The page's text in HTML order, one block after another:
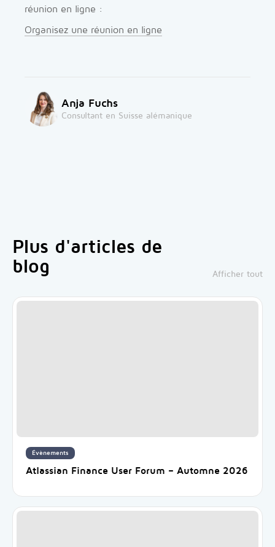
réunion en ligne :
Organisez une réunion en ligne
Anja Fuchs
Consultant en Suisse alémanique
Plus d'articles de
blog
Afficher tout
Évènements
Atlassian Finance User Forum – Automne 2026